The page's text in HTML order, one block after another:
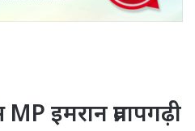
MP इमरान प्रतापगढ़ी